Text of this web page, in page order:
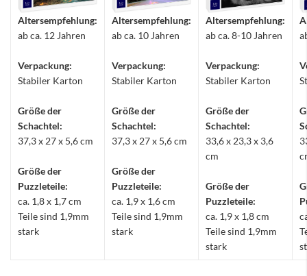
Altersempfehlung:
ab ca. 12 Jahren
Verpackung:
Stabiler Karton
Größe der
Schachtel:
37,3 x 27 x 5,6 cm
Größe der
Puzzleteile:
ca. 1,8 x 1,7 cm
Teile sind 1,9mm
stark
Altersempfehlung:
ab ca. 10 Jahren
Verpackung:
Stabiler Karton
Größe der
Schachtel:
37,3 x 27 x 5,6 cm
Größe der
Puzzleteile:
ca. 1,9 x 1,6 cm
Teile sind 1,9mm
stark
Altersempfehlung:
ab ca. 8-10 Jahren
Verpackung:
Stabiler Karton
Größe der
Schachtel:
33,6 x 23,3 x 3,6
cm
Größe der
Puzzleteile:
ca. 1,9 x 1,8 cm
Teile sind 1,9mm
stark